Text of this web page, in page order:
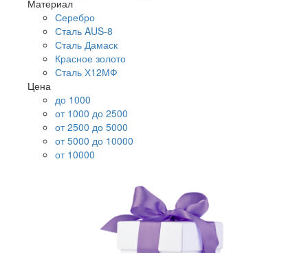
Материал
Серебро
Сталь AUS-8
Сталь Дамаск
Красное золото
Сталь Х12МФ
Цена
до 1000
от 1000 до 2500
от 2500 до 5000
от 5000 до 10000
от 10000